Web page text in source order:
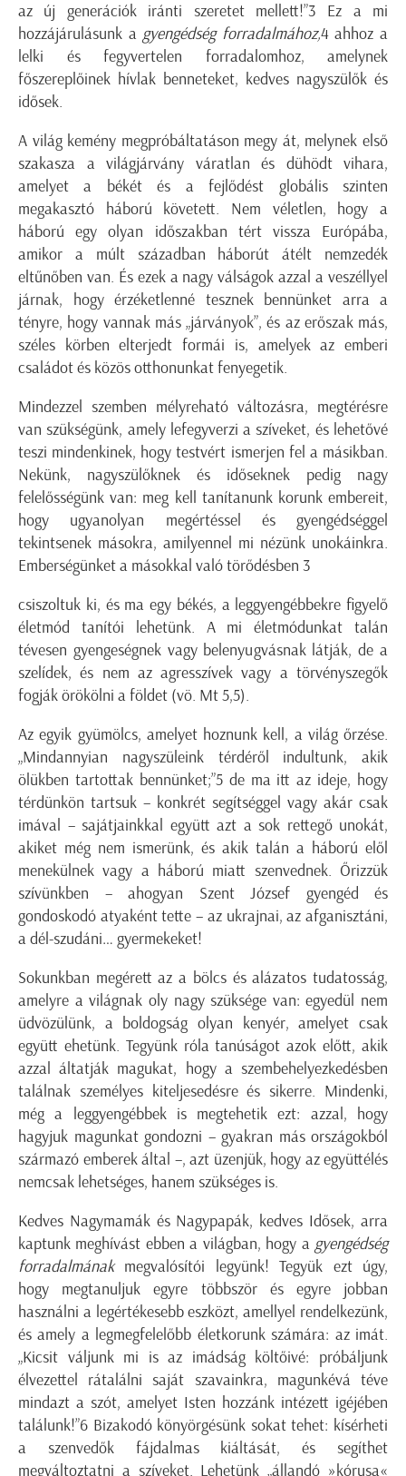
az új generációk iránti szeretet mellett!”3 Ez a mi
hozzájárulásunk a gyengédség forradalmához,4 ahhoz a
lelki és fegyvertelen forradalomhoz, amelynek
főszereplőinek hívlak benneteket, kedves nagyszülők és
idősek.
A világ kemény megpróbáltatáson megy át, melynek első
szakasza a világjárvány váratlan és dühödt vihara,
amelyet a békét és a fejlődést globális szinten
megakasztó háború követett. Nem véletlen, hogy a
háború egy olyan időszakban tért vissza Európába,
amikor a múlt században háborút átélt nemzedék
eltűnőben van. És ezek a nagy válságok azzal a veszéllyel
járnak, hogy érzéketlenné tesznek bennünket arra a
tényre, hogy vannak más „járványok”, és az erőszak más,
széles körben elterjedt formái is, amelyek az emberi
családot és közös otthonunkat fenyegetik.
Mindezzel szemben mélyreható változásra, megtérésre
van szükségünk, amely lefegyverzi a szíveket, és lehetővé
teszi mindenkinek, hogy testvért ismerjen fel a másikban.
Nekünk, nagyszülőknek és időseknek pedig nagy
felelősségünk van: meg kell tanítanunk korunk embereit,
hogy ugyanolyan megértéssel és gyengédséggel
tekintsenek másokra, amilyennel mi nézünk unokáinkra.
Emberségünket a másokkal való törődésben 3
csiszoltuk ki, és ma egy békés, a leggyengébbekre figyelő
életmód tanítói lehetünk. A mi életmódunkat talán
tévesen gyengeségnek vagy belenyugvásnak látják, de a
szelídek, és nem az agresszívek vagy a törvényszegők
fogják örökölni a földet (vö. Mt 5,5).
Az egyik gyümölcs, amelyet hoznunk kell, a világ őrzése.
„Mindannyian nagyszüleink térdéről indultunk, akik
ölükben tartottak bennünket;”5 de ma itt az ideje, hogy
térdünkön tartsuk – konkrét segítséggel vagy akár csak
imával – sajátjainkkal együtt azt a sok rettegő unokát,
akiket még nem ismerünk, és akik talán a háború elől
menekülnek vagy a háború miatt szenvednek. Őrizzük
szívünkben – ahogyan Szent József gyengéd és
gondoskodó atyaként tette – az ukrajnai, az afganisztáni,
a dél-szudáni… gyermekeket!
Sokunkban megérett az a bölcs és alázatos tudatosság,
amelyre a világnak oly nagy szüksége van: egyedül nem
üdvözülünk, a boldogság olyan kenyér, amelyet csak
együtt ehetünk. Tegyünk róla tanúságot azok előtt, akik
azzal áltatják magukat, hogy a szembehelyezkedésben
találnak személyes kiteljesedésre és sikerre. Mindenki,
még a leggyengébbek is megtehetik ezt: azzal, hogy
hagyjuk magunkat gondozni – gyakran más országokból
származó emberek által –, azt üzenjük, hogy az együttélés
nemcsak lehetséges, hanem szükséges is.
Kedves Nagymamák és Nagypapák, kedves Idősek, arra
kaptunk meghívást ebben a világban, hogy a gyengédség
forradalmának megvalósítói legyünk! Tegyük ezt úgy,
hogy megtanuljuk egyre többször és egyre jobban
használni a legértékesebb eszközt, amellyel rendelkezünk,
és amely a legmegfelelőbb életkorunk számára: az imát.
„Kicsit váljunk mi is az imádság költőivé: próbáljunk
élvezettel rátalálni saját szavainkra, magunkévá téve
mindazt a szót, amelyet Isten hozzánk intézett igéjében
találunk!”6 Bizakodó könyörgésünk sokat tehet: kísérheti
a szenvedők fájdalmas kiáltását, és segíthet
megváltoztatni a szíveket. Lehetünk „állandó »kórusa«